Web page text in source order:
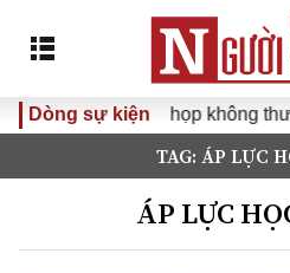
Dòng sự kiện
Kỳ họp không thường lệ thứ
TAG: ÁP LỰC
ÁP LỰC